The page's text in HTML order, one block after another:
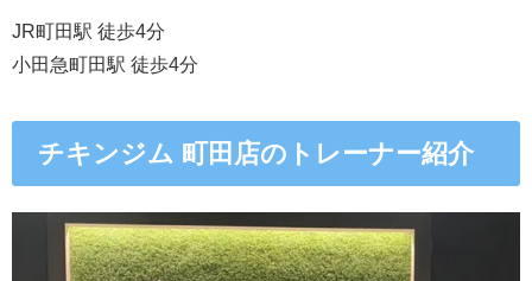
JR町田駅 徒歩4分
小田急町田駅 徒歩4分
チキンジム 町田店のトレーナー紹介